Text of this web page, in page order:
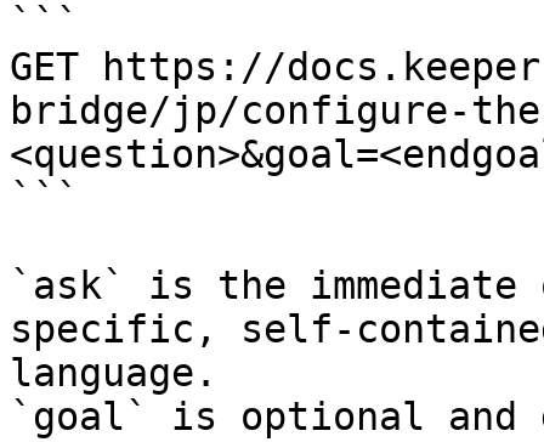
```
GET https://
bridge/jp/configure-
```
`ask` is the
specific, self-
language.
`goal` is optional and